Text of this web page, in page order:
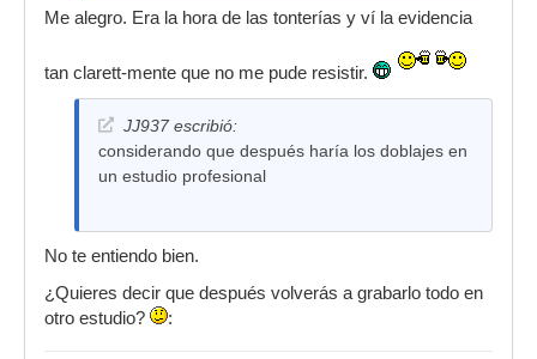
Me alegro. Era la hora de las tonterías y ví la evidencia
tan clarett-mente que no me pude resistir.
JJ937 escribió:
considerando que después haría los doblajes en
un estudio profesional
No te entiendo bien.
¿Quieres decir que después volverás a grabarlo todo en
otro estudio?
: